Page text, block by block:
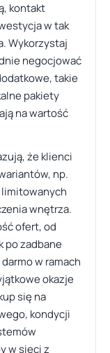
kontakt
w tak
Wykorzystaj
negocjować
takie
pakiety
na wartość
że klienci
np.
limitowanych
wnętrza.
ofert, od
po zadbane
w ramach
okazje
się na
kondycji
w sieci z